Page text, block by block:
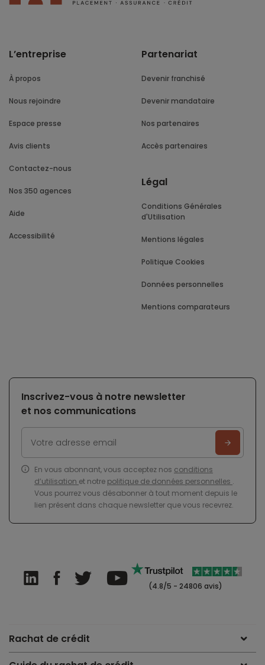
L’entreprise
À propos
Nous rejoindre
Espace presse
Avis clients
Contactez-nous
Nos 350 agences
Aide
Accessibilité
Partenariat
Devenir franchisé
Devenir mandataire
Nos partenaires
Accès partenaires
Légal
Conditions Générales
d'Utilisation
Mentions légales
Politique Cookies
Données personnelles
Mentions comparateurs
Inscrivez-vous à notre newsletter
et nos communications
En vous abonnant, vous acceptez nos conditions
d’utilisation et notre politique de données personnelles .
Vous pourrez vous désabonner à tout moment depuis le
lien présent dans chaque newsletter que vous recevrez.
(4.8/5 - 24806 avis)
Rachat de crédit